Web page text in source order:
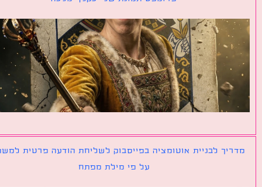
לבניית אוטומציה בפייסבוק לשליחת הודעה פרטית למשתמש
על פי מילת מפתח